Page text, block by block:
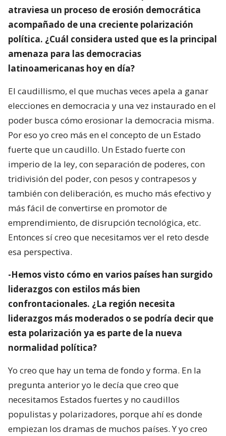
atraviesa un proceso de erosión democrática
acompañado de una creciente polarización
política. ¿Cuál considera usted que es la principal
amenaza para las democracias
latinoamericanas hoy en día?
El caudillismo, el que muchas veces apela a ganar
elecciones en democracia y una vez instaurado en el
poder busca cómo erosionar la democracia misma.
Por eso yo creo más en el concepto de un Estado
fuerte que un caudillo. Un Estado fuerte con
imperio de la ley, con separación de poderes, con
tridivisión del poder, con pesos y contrapesos y
también con deliberación, es mucho más efectivo y
más fácil de convertirse en promotor de
emprendimiento, de disrupción tecnológica, etc.
Entonces sí creo que necesitamos ver el reto desde
esa perspectiva.
-Hemos visto cómo en varios países han surgido
liderazgos con estilos más bien
confrontacionales. ¿La región necesita
liderazgos más moderados o se podría decir que
esta polarización ya es parte de la nueva
normalidad política?
Yo creo que hay un tema de fondo y forma. En la
pregunta anterior yo le decía que creo que
necesitamos Estados fuertes y no caudillos
populistas y polarizadores, porque ahí es donde
empiezan los dramas de muchos países. Y yo creo